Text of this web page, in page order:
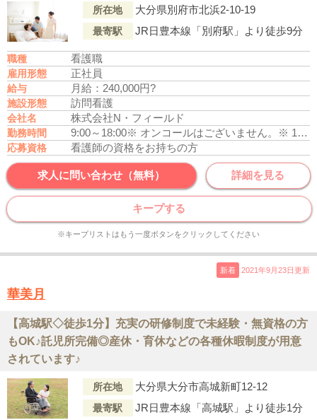
所在地 大分県別府市北浜2-10-19
最寄駅 JR日豊本線「別府駅」より徒歩9分
職種 看護職
雇用形態 正社員
給与 月給：240,000円?
施設形態 訪問看護
会社名 株式会社N・フィールド
勤務時間 9:00～18:00※ オンコールはございません。 ※ 17時までの時短勤務は応相談（幼少の子供を養育している方）
応募資格 看護師の資格をお持ちの方
求人に問い合わせ（無料） 詳細を見る
キープする
※キープリストはもう一度ボタンをクリックしてください
新着 2021年9月23日更新
華美月
【高城駅◇徒歩1分】充実の研修制度で未経験・無資格の方
もOK♪託児所完備◎産休・育休などの各種休暇制度が用意
されています♪
所在地 大分県大分市高城新町12-12
最寄駅 JR日豊本線「高城駅」より徒歩1分